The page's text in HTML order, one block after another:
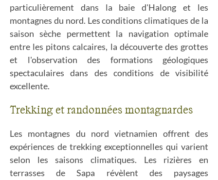
particulièrement dans la baie d'Halong et les
montagnes du nord. Les conditions climatiques de la
saison sèche permettent la navigation optimale
entre les pitons calcaires, la découverte des grottes
et l'observation des formations géologiques
spectaculaires dans des conditions de visibilité
excellente.
Trekking et randonnées montagnardes
Les montagnes du nord vietnamien offrent des
expériences de trekking exceptionnelles qui varient
selon les saisons climatiques. Les rizières en
terrasses de Sapa révèlent des paysages